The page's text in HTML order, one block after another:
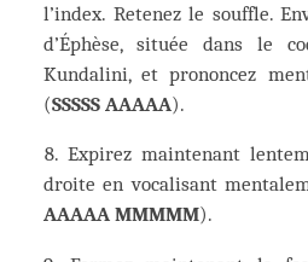
l’index. Retenez le souffle.
d’Éphèse, située dans le
Kundalini, et prononcez
(SSSSS AAAAA).
Expirez maintenant
droite en vocalisant
AAAAA MMMMM).